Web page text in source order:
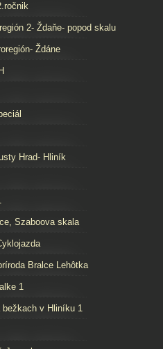
2- Ždaňe- popod skalu
Ždáne
Hrad- Hliník
Szaboova skala
Bralce Lehôtka
1
bežkach v Hliníku 1